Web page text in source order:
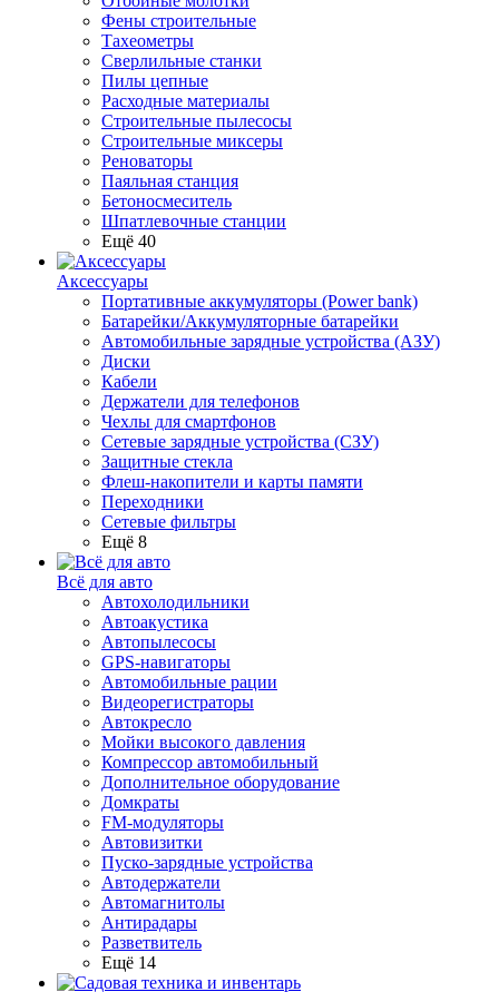
Фены строительные
Тахеометры
Сверлильные станки
Пилы цепные
Расходные материалы
Строительные пылесосы
Строительные миксеры
Реноваторы
Паяльная станция
Бетоносмеситель
Шпатлевочные станции
Ещё 40
Аксессуары
Портативные аккумуляторы (Power bank)
Батарейки/Аккумуляторные батарейки
Автомобильные зарядные устройства (АЗУ)
Диски
Кабели
Держатели для телефонов
Чехлы для смартфонов
Сетевые зарядные устройства (СЗУ)
Защитные стекла
Флеш-накопители и карты памяти
Переходники
Сетевые фильтры
Ещё 8
Всё для авто
Автохолодильники
Автоакустика
Автопылесосы
GPS-навигаторы
Автомобильные рации
Видеорегистраторы
Автокресло
Мойки высокого давления
Компрессор автомобильный
Дополнительное оборудование
Домкраты
FM-модуляторы
Автовизитки
Пуско-зарядные устройства
Автодержатели
Автомагнитолы
Антирадары
Разветвитель
Ещё 14